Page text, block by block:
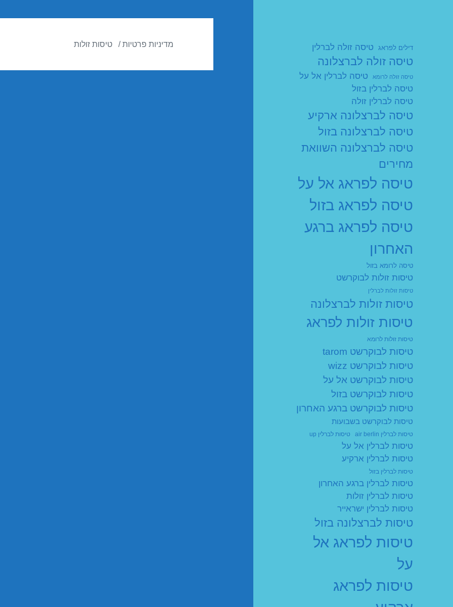
דילים לפראג טיסה זולה לברלין
טיסה זולה לברצלונה
טיסה זולה לרומא
טיסה לברלין אל על
טיסה לברלין בזול
טיסה לברלין זולה
טיסה לברצלונה ארקיע
טיסה לברצלונה בזול
טיסה לברצלונה השוואת
מחירים
טיסה לפראג אל על
טיסה לפראג בזול
טיסה לפראג ברגע
האחרון
טיסה לרומא בזול
טיסות זולות לבוקרשט
טיסות זולות לברלין
טיסות זולות לברצלונה
טיסות זולות לפראג
טיסות זולות לרומא
טיסות לבוקרשט tarom
טיסות לבוקרשט wizz
טיסות לבוקרשט אל על
טיסות לבוקרשט בזול
טיסות לבוקרשט ברגע האחרון
טיסות לבוקרשט בשבועות
טיסות לברלין air berlin טיסות לברלין up
טיסות לברלין אל על
טיסות לברלין ארקיע
טיסות לברלין בזול
טיסות לברלין ברגע האחרון
טיסות לברלין זולות
טיסות לברלין ישראייר
טיסות לברצלונה בזול
טיסות לפראג אל
על
טיסות לפראג
מדיניות פרטיות טיסות זולות